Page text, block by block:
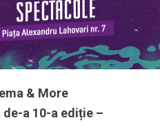
& More
de-a 10-a ediție –